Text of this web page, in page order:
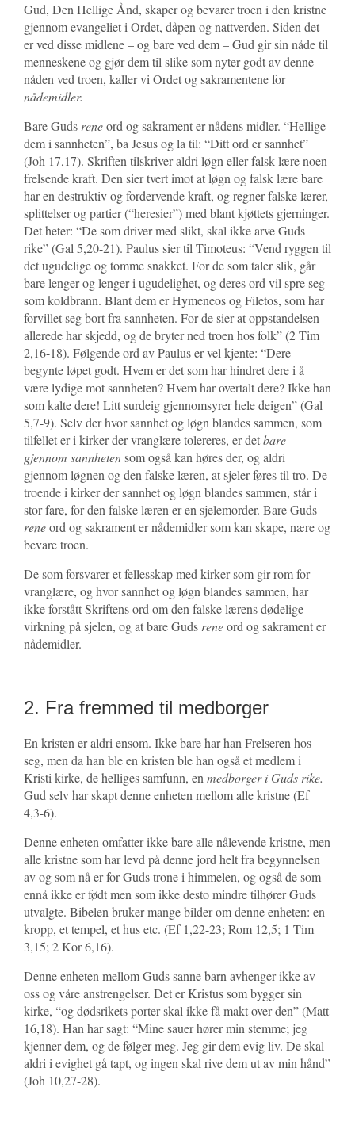
Gud, Den Hellige Ånd, skaper og bevarer troen i den kristne
gjennom evangeliet i Ordet, dåpen og nattverden. Siden det
er ved disse midlene – og bare ved dem – Gud gir sin nåde til
menneskene og gjør dem til slike som nyter godt av denne
nåden ved troen, kaller vi Ordet og sakramentene for
nådemidler.
Bare Guds reneord og sakrament er nådens midler. “Hellige
dem i sannheten”, ba Jesus og la til: “Ditt ord er sannhet”
(Joh 17,17). Skriften tilskriver aldri løgn eller falsk lære noen
frelsende kraft. Den sier tvert imot at løgn og falsk lære bare
har en destruktiv og fordervende kraft, og regner falske lærer,
splittelser og partier (“heresier”) med blant kjøttets gjerninger.
Det heter: “De som driver med slikt, skal ikke arve Guds
rike” (Gal 5,20-21). Paulus sier til Timoteus: “Vend ryggen til
det ugudelige og tomme snakket. For de som taler slik, går
bare lenger og lenger i ugudelighet, og deres ord vil spre seg
som koldbrann. Blant dem er Hymeneos og Filetos, som har
forvillet seg bort fra sannheten. For de sier at oppstandelsen
allerede har skjedd, og de bryter ned troen hos folk” (2 Tim
2,16-18). Følgende ord av Paulus er vel kjente: “Dere
begynte løpet godt. Hvem er det som har hindret dere i å
være lydige mot sannheten? Hvem har overtalt dere? Ikke han
som kalte dere! Litt surdeig gjennomsyrer hele deigen” (Gal
5,7-9). Selv der hvor sannhet og løgn blandes sammen, som
tilfellet er i kirker der vranglære tolereres, er detbare
gjennom sannhetensom også kan høres der, og aldri
gjennom løgnen og den falske læren, at sjeler føres til tro. De
troende i kirker der sannhet og løgn blandes sammen, står i
stor fare, for den falske læren er en sjelemorder. Bare Guds
reneord og sakrament er nådemidler som kan skape, nære og
bevare troen.
De som forsvarer et fellesskap med kirker som gir rom for
vranglære, og hvor sannhet og løgn blandes sammen, har
ikke forstått Skriftens ord om den falske lærens dødelige
virkning på sjelen, og at bare Guds reneord og sakrament er
nådemidler.
2. Fra fremmed til medborger
En kristen er aldri ensom. Ikke bare har han Frelseren hos
seg, men da han ble en kristen ble han også et medlem i
Kristi kirke, de helliges samfunn, enmedborger i Guds rike.
Gud selv har skapt denne enheten mellom alle kristne (Ef
4,3-6).
Denne enheten omfatter ikke bare alle nålevende kristne, men
alle kristne som har levd på denne jord helt fra begynnelsen
av og som nå er for Guds trone i himmelen, og også de som
ennå ikke er født men som ikke desto mindre tilhører Guds
utvalgte. Bibelen bruker mange bilder om denne enheten: en
kropp, et tempel, et hus etc. (Ef 1,22-23; Rom 12,5; 1 Tim
3,15; 2 Kor 6,16).
Denne enheten mellom Guds sanne barn avhenger ikke av
oss og våre anstrengelser. Det er Kristus som bygger sin
kirke, “og dødsrikets porter skal ikke få makt over den” (Matt
16,18). Han har sagt: “Mine sauer hører min stemme; jeg
kjenner dem, og de følger meg. Jeg gir dem evig liv. De skal
aldri i evighet gå tapt, og ingen skal rive dem ut av min hånd”
(Joh 10,27-28).